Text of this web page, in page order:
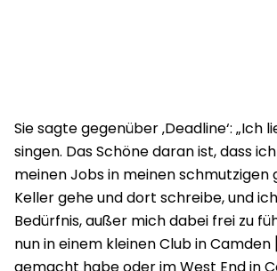
Sie sagte gegenüber ‚Deadline‘: „Ich
singen. Das Schöne daran ist, dass
meinen Jobs in meinen schmutzigen
Keller gehe und dort schreibe, und
Bedürfnis, außer mich dabei frei zu
nun in einem kleinen Club in Camden
gemacht habe oder im West End in